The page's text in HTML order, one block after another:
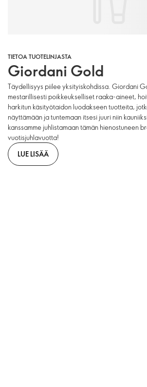
TIETOA TUOTELINJASTA
Giordani Gold
Täydellisyys piilee yksityiskohdissa. Giordani
mestarillisesti poikkeukselliset raaka-aineet,
harkitun käsityötaidon luodakseen tuotteita,
näyttämään ja tuntemaan itsesi juuri niin kauniiksi
kanssamme juhlistamaan tämän hienostuneen
vuotisjuhlavuotta!
LUE LISÄÄ